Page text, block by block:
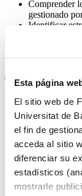
Esta página
El sitio web de
Universitat de
el fin de
acceda al sitio
diferenciar su
estadísticos
mostrarle
Comprender
gestionado
Identificar
Diseñar e
work-life-
Tres
Una
título emitido
Europass.
Impulsar un
los ODS.
El alumno se
que